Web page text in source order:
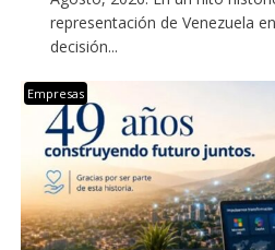
representación de Venezuela
decisión...
Empresas